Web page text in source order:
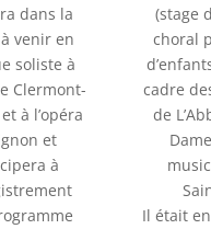
dans la
venir en
soliste à
Clermont-
à l’opéra
et
à
(stage
choral
cadre
de
Il était